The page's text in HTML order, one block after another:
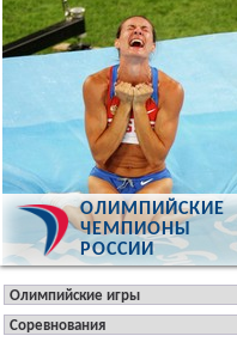
ОЛИМПИЙСКИЕ
ЧЕМПИОНЫ
РОССИИ